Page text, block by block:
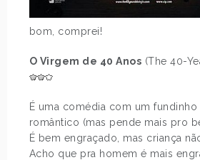
bom, comprei!
O Virgem de 40 Anos (The 40-
É uma comédia com um
romântico (mas pende mais pro
É bem engraçado, mas criança
Acho que pra homem é mais